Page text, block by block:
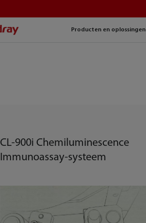
Producten en oplossingen
CL-900i Chemiluminescence
Immunoassay-systeem